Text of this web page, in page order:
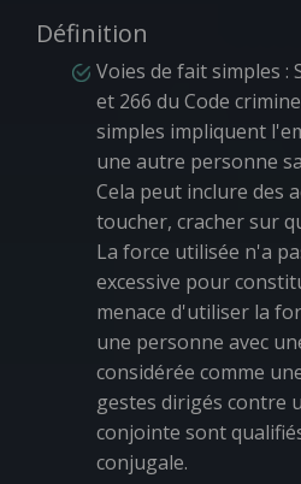
Définition
Voies de fait simples :
et 266 du Code
simples impliquent
une autre personne
Cela peut inclure des
toucher, cracher sur
La force utilisée n'a
excessive pour
menace d'utiliser la
une personne avec
considérée comme
gestes dirigés contre
conjointe sont
conjugale.